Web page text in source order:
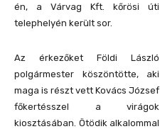
én, a Várvag Kft. kőrösi úti
telephelyén került sor.
Az érkezőket Földi László
polgármester köszöntötte, aki
maga is részt vett Kovács József
főkertésszel a virágok
kiosztásában. Ötödik alkalommal